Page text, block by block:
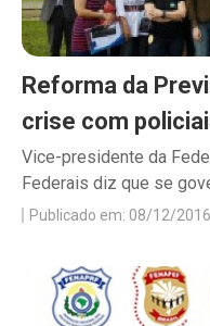
Reforma da
crise com
Vice-presidente da
Federais diz que se
Publicado em: 08/12/2016